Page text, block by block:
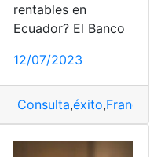
Cuenta Banamex,seguro
rentables en
Ecuador? El Banco
12/07/2023
Consulta,éxito,